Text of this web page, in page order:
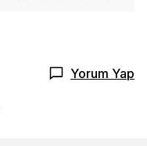
Yorum Yap